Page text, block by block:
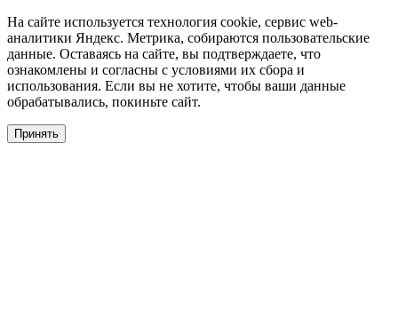
На сайте используется технология cookie, сервис web-
аналитики Яндекс. Метрика, собираются пользовательские
данные. Оставаясь на сайте, вы подтверждаете, что
ознакомлены и согласны с условиями их сбора и
использования. Если вы не хотите, чтобы ваши данные
обрабатывались, покиньте сайт.
Принять